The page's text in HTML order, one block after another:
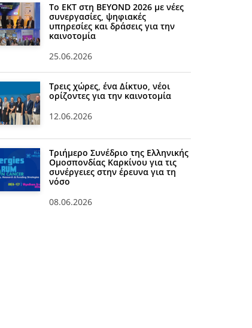
Το ΕΚΤ στη BEYOND 2026 με νέες
συνεργασίες, ψηφιακές
υπηρεσίες και δράσεις για την
καινοτομία
25.06.2026
Τρεις χώρες, ένα Δίκτυο, νέοι
ορίζοντες για την καινοτομία
12.06.2026
Τριήμερο Συνέδριο της Ελληνικής
Ομοσπονδίας Καρκίνου για τις
συνέργειες στην έρευνα για τη
νόσο
08.06.2026